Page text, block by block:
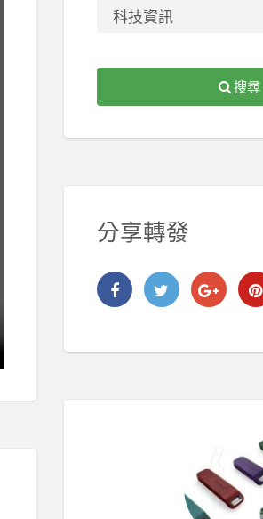
搜尋
分享轉發